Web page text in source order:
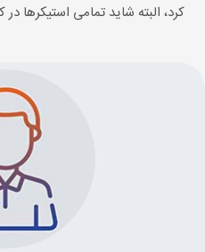
کرد، البته شاید تمامی استیکرها